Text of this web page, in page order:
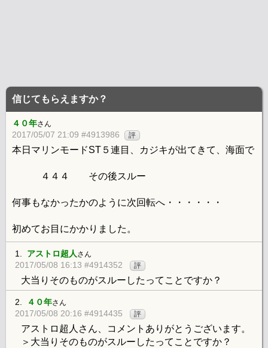
信じてもらえますか？
４０年さん
2017/05/07 21:09 #4913986 評
本日マリンモードST５連目、カジキが出てきて、海面で
４４４ その後スルー
何事もなかったかのように次回転へ・・・・・・
初めてお目にかかりました。
1. アストロ超人さん
2017/05/08 16:13 #4914352 評
大当りそのものがスルーしたってことですか？
2. ４０年さん
2017/05/08 20:16 #4914435 評
アストロ超人さん、コメントありがとうございます。
＞大当りそのものがスルーしたってことですか？